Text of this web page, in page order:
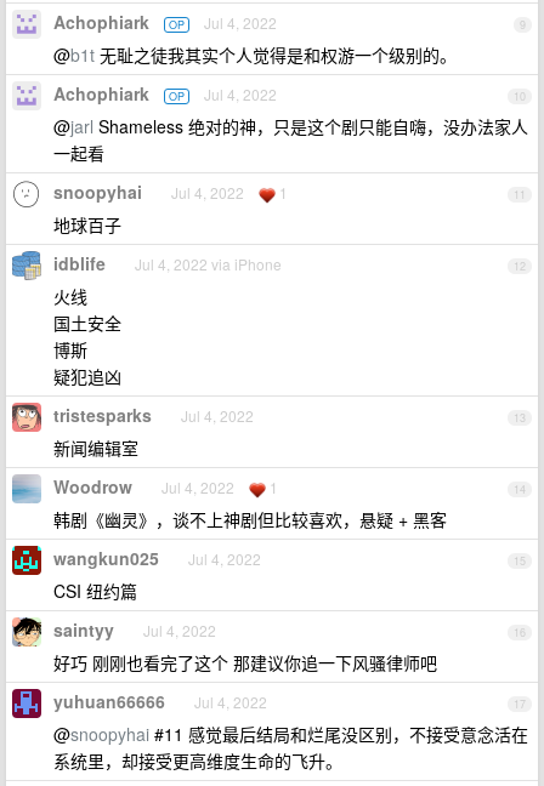
9
Achophiark OP Jul 4, 2022
@b1t 无耻之徒我其实个人觉得是和权游一个级别的。
10
Achophiark OP Jul 4, 2022
@jarl Shameless 绝对的神，只是这个剧只能自嗨，没办法家人
一起看
11
snoopyhai Jul 4, 2022 1
地球百子
12
idblife Jul 4, 2022 via iPhone
火线
国土安全
博斯
疑犯追凶
13
tristesparks Jul 4, 2022
新闻编辑室
14
Woodrow Jul 4, 2022 1
韩剧《幽灵》，谈不上神剧但比较喜欢，悬疑 + 黑客
15
wangkun025 Jul 4, 2022
CSI 纽约篇
16
saintyy Jul 4, 2022
好巧 刚刚也看完了这个 那建议你追一下风骚律师吧
17
yuhuan66666 Jul 4, 2022
@snoopyhai #11 感觉最后结局和烂尾没区别，不接受意念活在
系统里，却接受更高维度生命的飞升。